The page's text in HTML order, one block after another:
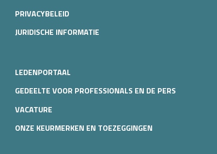
PRIVACYBELEID
JURIDISCHE INFORMATIE
LEDENPORTAAL
GEDEELTE VOOR PROFESSIONALS EN DE PERS
VACATURE
ONZE KEURMERKEN EN TOEZEGGINGEN